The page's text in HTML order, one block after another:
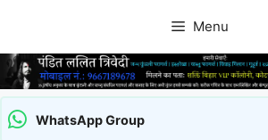
content
Menu
WhatsApp Group